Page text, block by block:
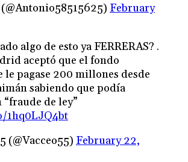
February
algo de esto ya FERRERAS? .
aceptó que el fondo
le pagase 200 millones desde
sabiendo que podía
de ley”
1hq0LJQ4bt
(@Vacceo55) February 22,